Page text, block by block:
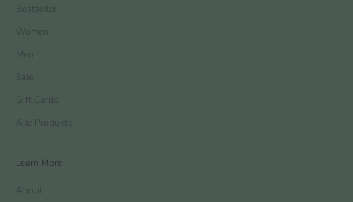
Bestseller
Women
Men
Sale
Gift Cards
Alle Produkte
Learn More
About